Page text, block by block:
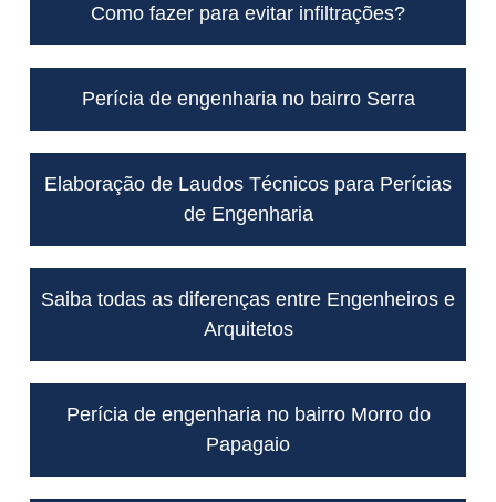
Como fazer para evitar infiltrações?
Perícia de engenharia no bairro Serra
Elaboração de Laudos Técnicos para Perícias
de Engenharia
Saiba todas as diferenças entre Engenheiros e
Arquitetos
Perícia de engenharia no bairro Morro do
Papagaio